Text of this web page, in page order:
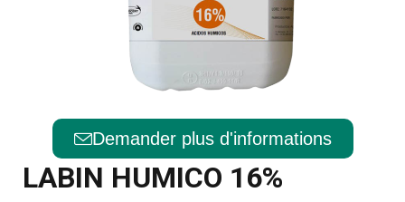
Demander plus d'informations
LABIN HUMICO 16%